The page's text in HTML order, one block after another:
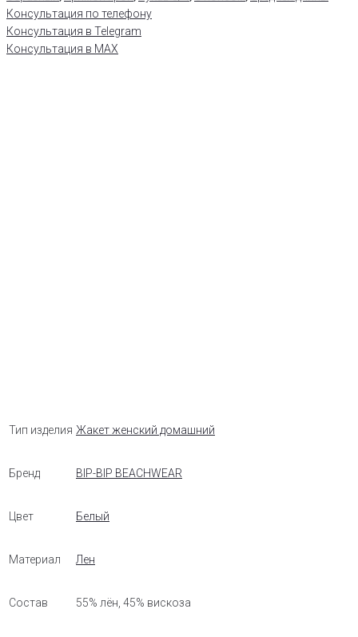
Консультация по телефону
Консультация в Telegram
Консультация в MAX
Тип изделия Жакет женский домашний
Бренд BIP-BIP BEACHWEAR
Цвет Белый
Материал Лен
Состав 55% лён, 45% вискоза